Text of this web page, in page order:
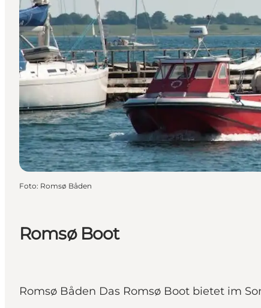
Romsø Boot
Romsø Båden Das Romsø Boot bietet im
Foto: Romsø Båden